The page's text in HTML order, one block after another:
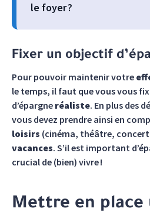
le foyer ?
Fixer un objectif
Pour pouvoir maintenir votre
le temps, il faut que vous vous
d’épargne réaliste. En plus des
vous devez prendre ainsi en
loisirs (cinéma, théâtre,
vacances. S’il est important
crucial de (bien) vivre !
Mettre en place